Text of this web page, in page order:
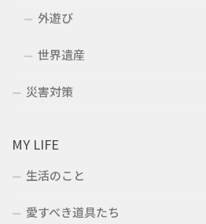
外遊び
世界遺産
災害対策
MY LIFE
生活のこと
愛すべき道具たち